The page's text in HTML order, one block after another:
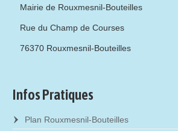
Mairie de Rouxmesnil-Bouteilles
Rue du Champ de Courses
76370 Rouxmesnil-Bouteilles
Infos Pratiques
Plan Rouxmesnil-Bouteilles